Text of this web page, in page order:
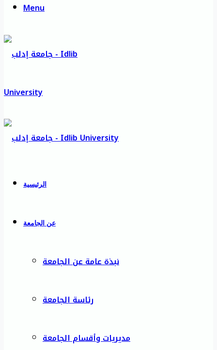
Menu
الرئيسية
عن الجامعة
نبذة عامة عن الجامعة
رئاسة الجامعة
مديريات وأقسام الجامعة